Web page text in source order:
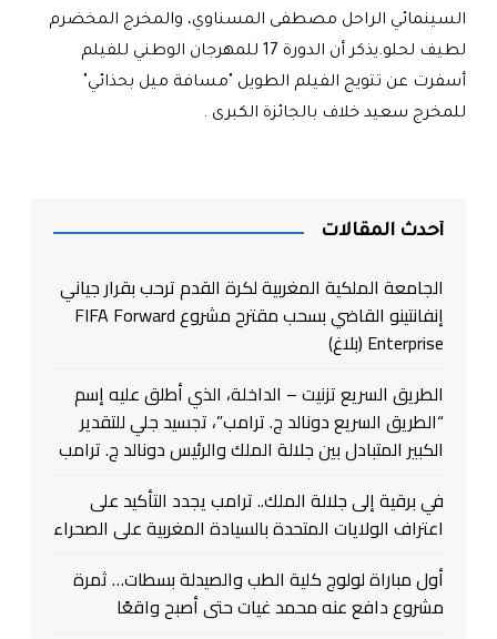
السينمائي الراحل مصطفى المسناوي، والمخرج المخضرم
لطيف لحلو.
يذكر أن الدورة 17 للمهرجان الوطني للفيلم
أسفرت عن تتويج الفيلم الطويل "مسافة ميل بحذائي"
للمخرج سعيد خلاف بالجائزة الكبرى .
أحدث المقالات
الجامعة الملكية المغربية لكرة القدم ترحب بقرار جياني
إنفانتينو القاضي بسحب مقترح مشروع FIFA Forward
Enterprise (بلاغ)
الطريق السريع تزنيت – الداخلة، الذي أطلق عليه إسم
“الطريق السريع دونالد ج. ترامب”، تجسيد جلي للتقدير
الكبير المتبادل بين جلالة الملك والرئيس دونالد ج. ترامب
في برقية إلى جلالة الملك.. ترامب يجدد التأكيد على
اعتراف الولايات المتحدة بالسيادة المغربية على الصحراء
أول مباراة لولوج كلية الطب والصيدلة بسطات… ثمرة
مشروع دافع عنه محمد غيات حتى أصبح واقعًا